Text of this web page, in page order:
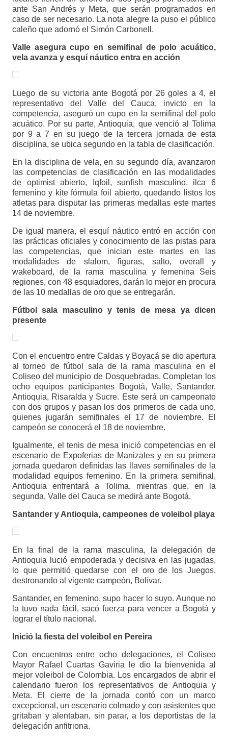
ante San Andrés y Meta, que serán programados en
caso de ser necesario. La nota alegre la puso el público
caleño que adornó el Simón Carbonell.
Valle asegura cupo en semifinal de polo acuático,
vela avanza y esquí náutico entra en acción
Luego de su victoria ante Bogotá por 26 goles a 4, el
representativo del Valle del Cauca, invicto en la
competencia, aseguró un cupo en la semifinal del polo
acuático. Por su parte, Antioquia, que venció al Tolima
por 9 a 7 en su juego de la tercera jornada de esta
disciplina, se ubica segundo en la tabla de clasificación.
En la disciplina de vela, en su segundo día, avanzaron
las competencias de clasificación en las modalidades
de optimist abierto, Iqfoil, sunfish masculino, ilca 6
femenino y kite fórmula foil abierto, quedando listos los
atletas para disputar las primeras medallas este martes
14 de noviembre.
De igual manera, el esquí náutico entró en acción con
las prácticas oficiales y conocimiento de las pistas para
las competencias, que inician este martes en las
modalidades de slalom, figuras, salto, overall y
wakeboard, de la rama masculina y femenina Seis
regiones, con 48 esquiadores, darán lo mejor en procura
de las 10 medallas de oro que se entregarán.
Fútbol sala masculino y tenis de mesa ya dicen
presente
Con el encuentro entre Caldas y Boyacá se dio apertura
al torneo de fútbol sala de la rama masculina en el
Coliseo del municipio de Dosquebradas. Completan los
ocho equipos participantes Bogotá, Valle, Santander,
Antioquia, Risaralda y Sucre. Este será un campeonato
con dos grupos y pasan los dos primeros de cada uno,
quienes jugarán semifinales el 17 de noviembre. El
campeón se conocerá el 18 de noviembre.
Igualmente, el tenis de mesa inició competencias en el
escenario de Expoferias de Manizales y en su primera
jornada quedaron definidas las llaves semifinales de la
modalidad equipos femenino. En la primera semifinal,
Antioquia enfrentará a Tolima, mientras que, en la
segunda, Valle del Cauca se medirá ante Bogotá.
Santander y Antioquia, campeones de voleibol playa
En la final de la rama masculina, la delegación de
Antioquia lució empoderada y decisiva en las jugadas,
lo que permitió quedarse con el oro de los Juegos,
destronando al vigente campeón, Bolívar.
Santander, en femenino, supo hacer lo suyo. Aunque no
la tuvo nada fácil, sacó fuerza para vencer a Bogotá y
lograr el título nacional.
Inició la fiesta del voleibol en Pereira
Con encuentros entre ocho delegaciones, el Coliseo
Mayor Rafael Cuartas Gaviria le dio la bienvenida al
mejor voleibol de Colombia. Los encargados de abrir el
calendario fueron los representativos de Antioquia y
Meta. El cierre de la jornada contó con un marco
excepcional, un escenario colmado y con asistentes que
gritaban y alentaban, sin parar, a los deportistas de la
delegación anfitriona.